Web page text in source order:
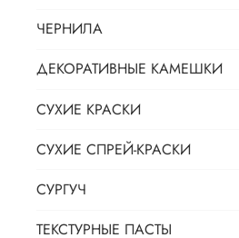
ЧЕРНИЛА
ДЕКОРАТИВНЫЕ КАМЕШКИ
СУХИЕ КРАСКИ
СУХИЕ СПРЕЙ-КРАСКИ
СУРГУЧ
ТЕКСТУРНЫЕ ПАСТЫ